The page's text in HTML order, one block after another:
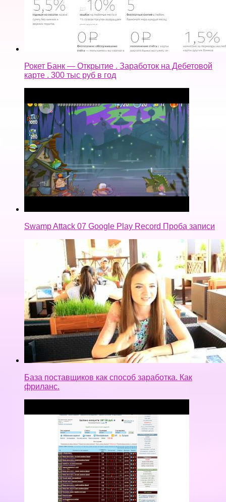
Рокет Банк — Открытие . Заработок на Дебетовой
карте . 300 тыс руб в год
Swamp Attack 07 Google Play Record Проба записи
База поставщиков как способ заработка. Как
фриланс.